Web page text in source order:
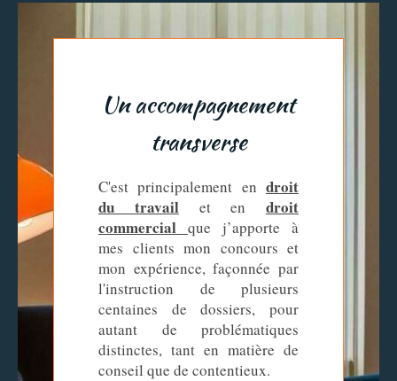
Un accompagnement
transverse
C'est principalement en droit
du travailet en droit
commercial que j’apporte à
mes clients mon concours et
mon expérience, façonnée par
l'instruction de plusieurs
centaines de dossiers, pour
autant de problématiques
distinctes, tant en matière de
conseil que de contentieux.